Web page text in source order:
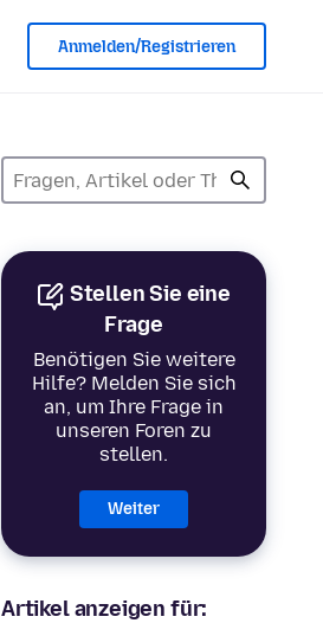
Anmelden/Registrieren
Stellen Sie eine
Frage
Benötigen Sie weitere
Hilfe? Melden Sie sich
an, um Ihre Frage in
unseren Foren zu
stellen.
Weiter
Artikel anzeigen für: